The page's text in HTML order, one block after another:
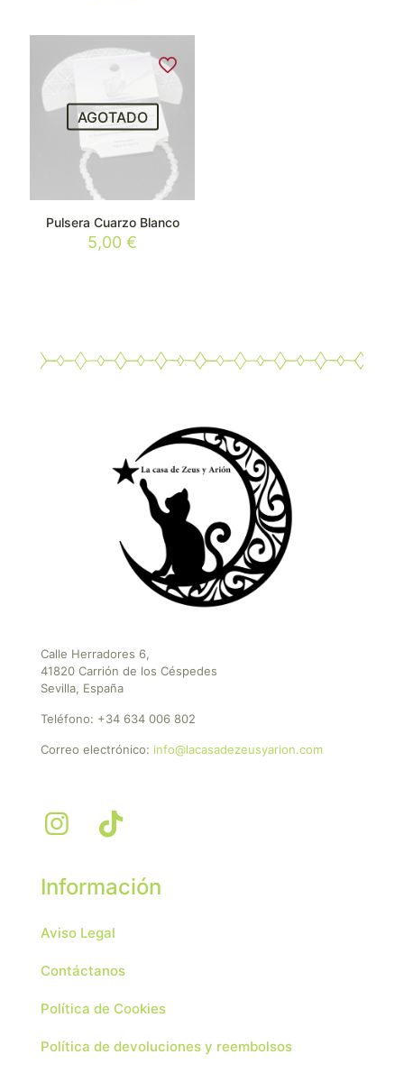
AGOTADO
Pulsera Cuarzo Blanco
5,00€
Calle Herradores 6,
41820 Carrión de los Céspedes
Sevilla, España
Teléfono: +34 634 006 802
Correo electrónico: info@lacasadezeusyarion.com
Información
Aviso Legal
Contáctanos
Política de Cookies
Política de devoluciones y reembolsos